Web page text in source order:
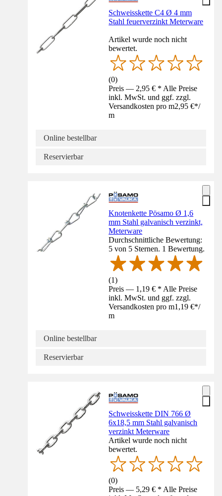
Schweisskette C4 Ø 4 mm
Stahl feuerverzinkt Meterware
Artikel wurde noch nicht
bewertet.
(0)
Preis — 2,95 € * Alle Preise
inkl. MwSt. und ggf. zzgl.
Versandkosten pro m2,95 €*/
m
Online bestellbar
Reservierbar
Knotenkette Pösamo Ø 1,6
mm Stahl galvanisch verzinkt,
Meterware
Durchschnittliche Bewertung:
5 von 5 Sternen. 1 Bewertung.
(1)
Preis — 1,19 € * Alle Preise
inkl. MwSt. und ggf. zzgl.
Versandkosten pro m1,19 €*/
m
Online bestellbar
Reservierbar
Schweisskette DIN 766 Ø
6x18,5 mm Stahl galvanisch
verzinkt Meterware
Artikel wurde noch nicht
bewertet.
(0)
Preis — 5,29 € * Alle Preise